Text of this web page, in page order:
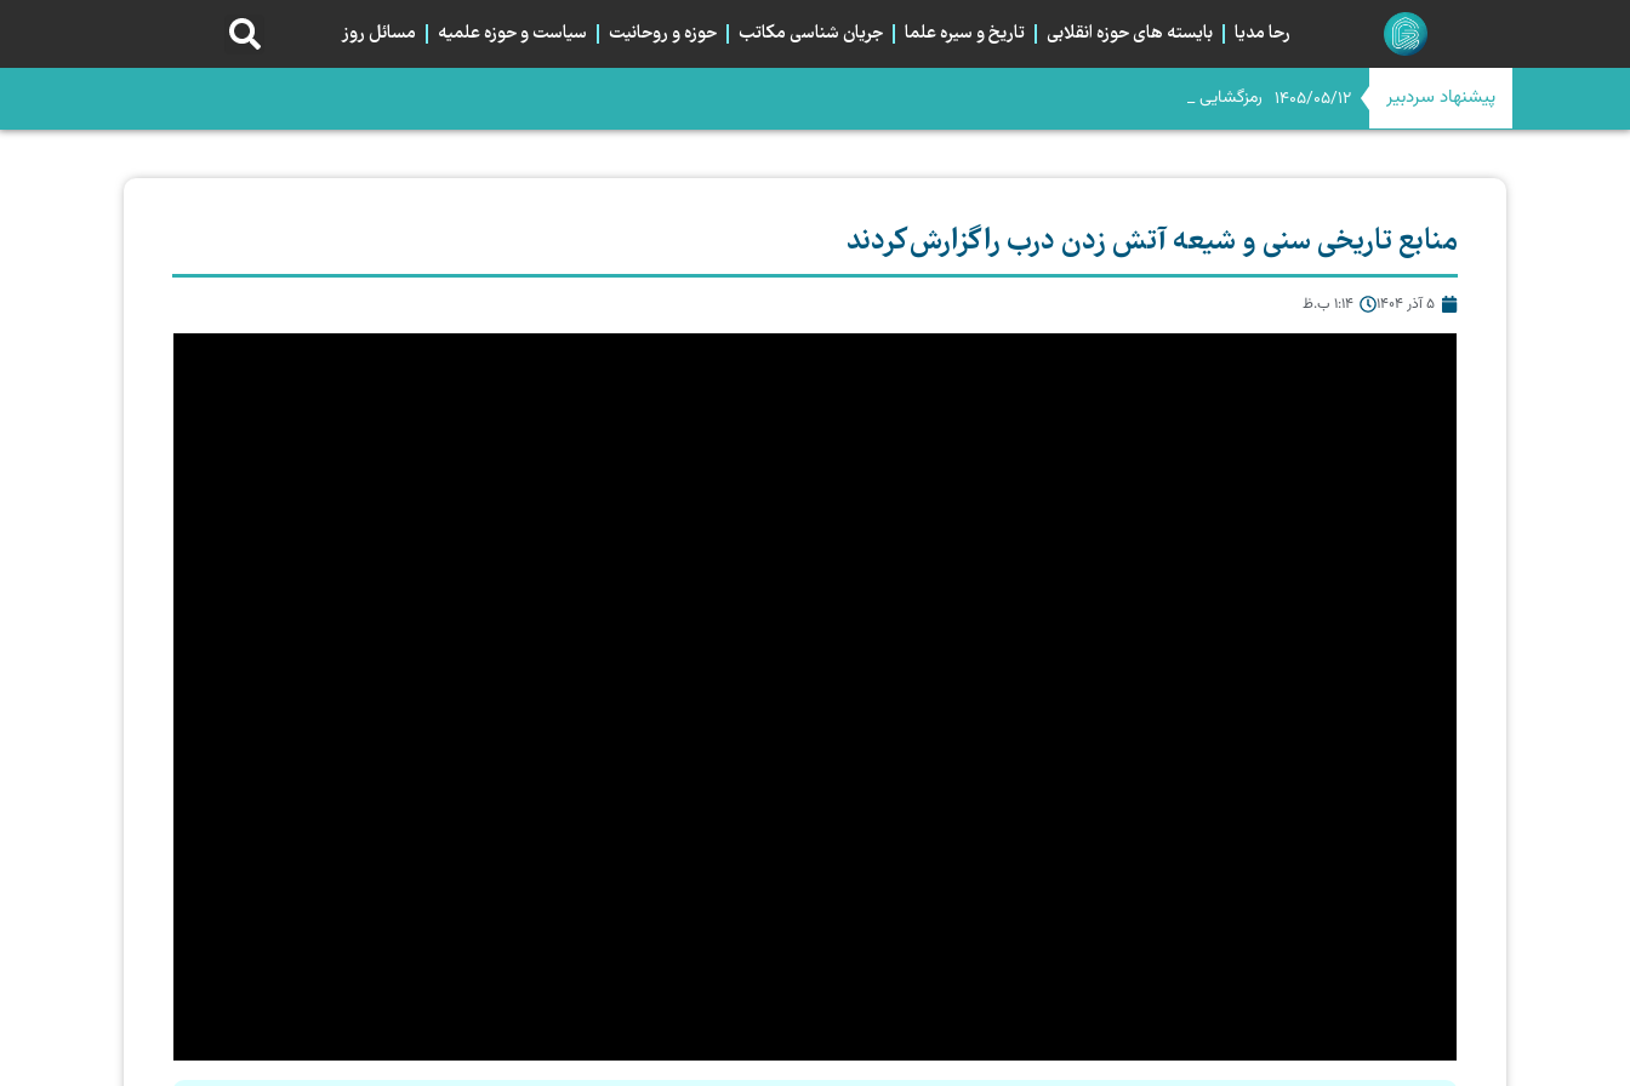
رحا مدیا بایسته های حوزه انقلابی تاریخ و سیره علما جریان شناسی مکاتب حوزه و روحانیت سیاست و حوزه علمیه مسائل روز
پیشنهاد سردبیر 1405/05/12 رمزگشایی از صرا
میانِ «مسیر» و «میدان»؛ خیابان اربعین و خیابان ایران، دو قطبی یا دو روی یک...
اربعین در آستانه چله چهارم؛ تبلور هم‌بستگی استراتژیک شیعیان
اگر امام حسن(ع) امروز بود، صلح می‌کرد؟
منابع تاریخی سنی و شیعه آتش زدن درب را گزارش کردند
5 آذر 1404 1:14 ب.ظ